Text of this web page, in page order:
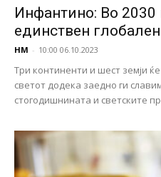
Инфантино: Во
единствен
НМ - 10:00 06.10.2023
Три континенти и шест земји
светот додека заедно ги
стогодишнината и светските